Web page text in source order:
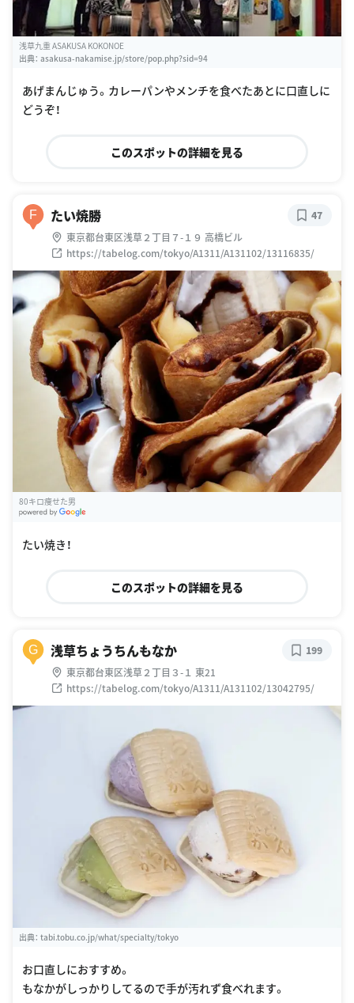
浅草九重 ASAKUSA KOKONOE
出典： asakusa-nakamise.jp/store/pop.php?sid=94
あげまんじゅう。カレーパンやメンチを食べたあとに口直しに
どうぞ！
このスポットの詳細を見る
F たい焼勝
東京都台東区浅草２丁目７-１９ 高橋ビル
https://tabelog.com/tokyo/A1311/A131102/13116835/
47
80キロ痩せた男
たい焼き！
このスポットの詳細を見る
G 浅草ちょうちんもなか
東京都台東区浅草２丁目３-１ 東21
https://tabelog.com/tokyo/A1311/A131102/13042795/
199
出典： tabi.tobu.co.jp/what/specialty/tokyo
お口直しにおすすめ。
もなかがしっかりしてるので手が汚れず食べれます。